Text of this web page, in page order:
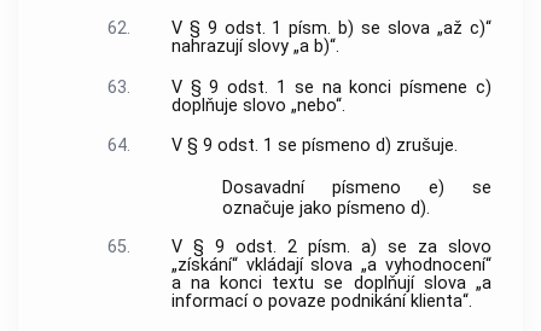
62.
V § 9 odst. 1 písm. b) se slova „až c)“
nahrazují slovy „a b)“.
63.
V § 9 odst. 1 se na konci písmene c)
doplňuje slovo „nebo“.
64.
V § 9 odst. 1 se písmeno d) zrušuje.
Dosavadní písmeno e) se
označuje jako písmeno d).
65.
V § 9 odst. 2 písm. a) se za slovo
„získání“ vkládají slova „a vyhodnocení“
a na konci textu se doplňují slova „a
informací o povaze podnikání klienta“.